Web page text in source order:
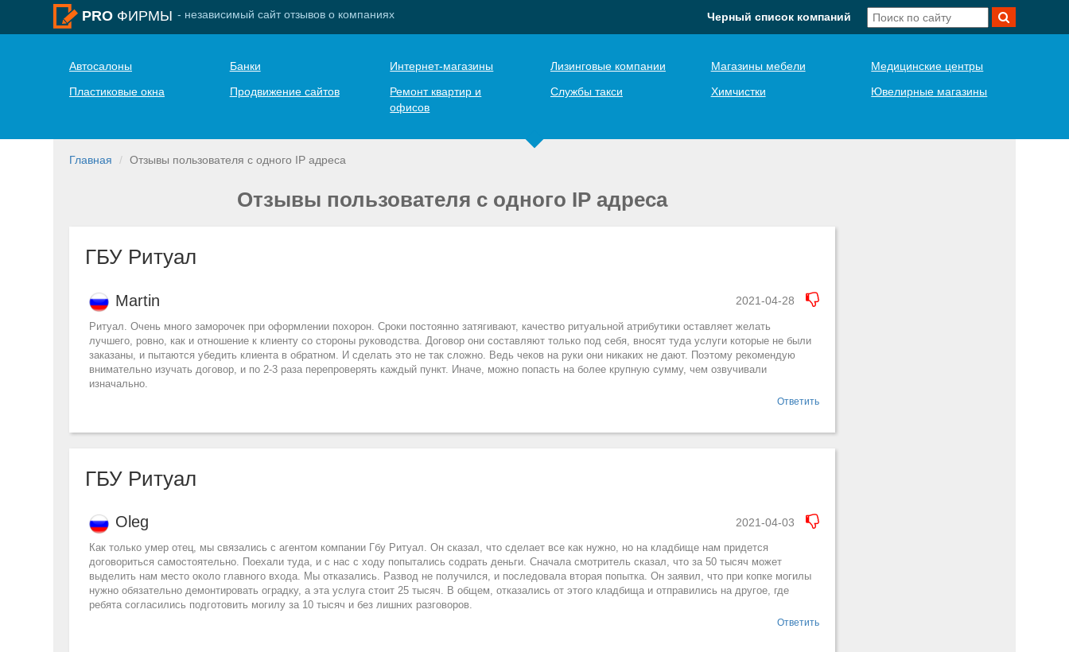
PRO ФИРМЫ - независимый сайт отзывов о компаниях Черный список компаний
Автосалоны Банки Интернет-магазины Лизинговые компании Магазины мебели
Медицинские центры
Пластиковые окна
Продвижение сайтов
Ремонт квартир и
офисов
Службы такси Химчистки Ювелирные магазины
Главная Отзывы пользователя с одного IP адреса
Отзывы пользователя с одного IP адреса
ГБУ Ритуал
Martin 2021-04-28
Ритуал. Очень много заморочек при оформлении похорон. Сроки постоянно затягивают, качество ритуальной атрибутики оставляет желать
лучшего, ровно, как и отношение к клиенту со стороны руководства. Договор они составляют только под себя, вносят туда услуги которые не были
заказаны, и пытаются убедить клиента в обратном. И сделать это не так сложно. Ведь чеков на руки они никаких не дают. Поэтому рекомендую
внимательно изучать договор, и по 2-3 раза перепроверять каждый пункт. Иначе, можно попасть на более крупную сумму, чем озвучивали
изначально.
Ответить
ГБУ Ритуал
Oleg 2021-04-03
Как только умер отец, мы связались с агентом компании Гбу Ритуал. Он сказал, что сделает все как нужно, но на кладбище нам придется
договориться самостоятельно. Поехали туда, и с нас с ходу попытались содрать деньги. Сначала смотритель сказал, что за 50 тысяч может
выделить нам место около главного входа. Мы отказались. Развод не получился, и последовала вторая попытка. Он заявил, что при копке могилы
нужно обязательно демонтировать оградку, а эта услуга стоит 25 тысяч. В общем, отказались от этого кладбища и отправились на другое, где
ребята согласились подготовить могилу за 10 тысяч и без лишних разговоров.
Ответить